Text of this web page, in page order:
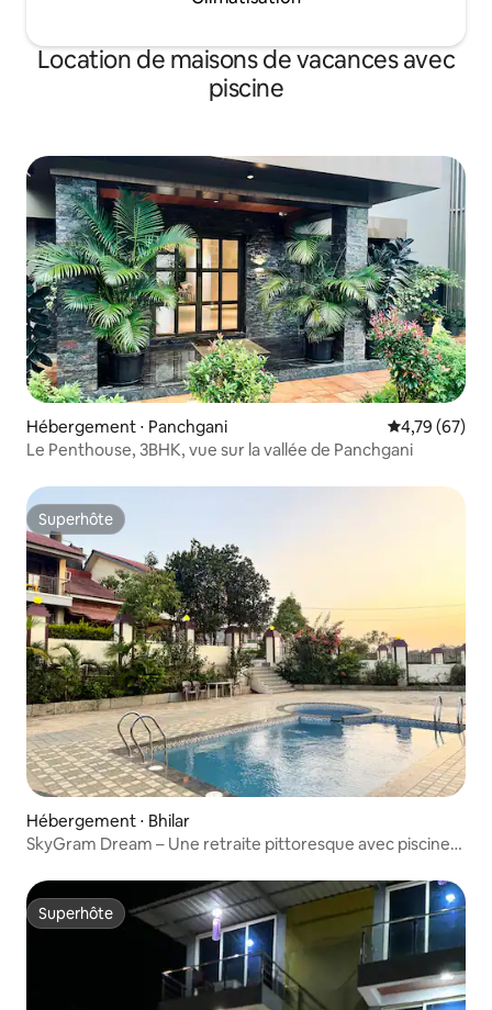
Location de maisons de vacances avec
piscine
Hébergement ⋅ Panchgani Évaluation
4,79 (67)
Le Penthouse, 3BHK, vue sur la vallée de Panchgani
Superhôte
Superhôte
Hébergement ⋅ Bhilar
SkyGram Dream – Une retraite pittoresque avec piscine
Superhôte
Superhôte